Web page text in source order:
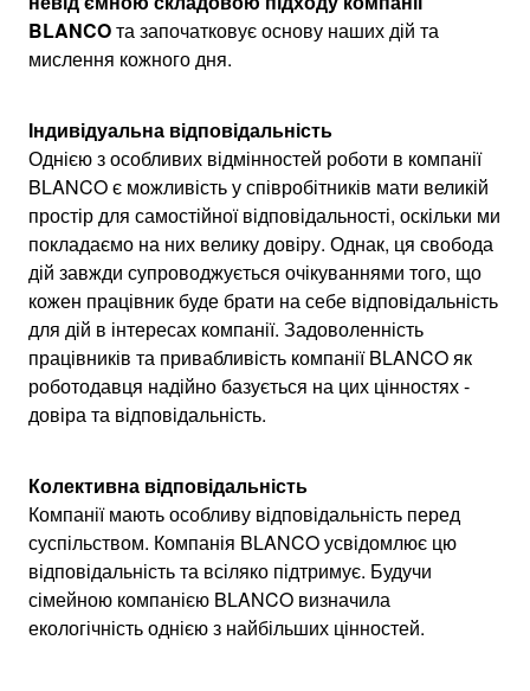
BLANCOта започатковує основу наших дій та
мислення кожного дня.
Індивідуальна відповідальність
Однією з особливих відмінностей роботи в компанії
BLANCO є можливість у співробітників мати великій
простір для самостійної відповідальності, оскільки ми
покладаємо на них велику довіру. Однак, ця свобода
дій завжди супроводжується очікуваннями того, що
кожен працівник буде брати на себе відповідальність
для дій в інтересах компанії. Задоволенність
працівників та привабливість компанії BLANCO як
роботодавця надійно базується на цих цінностях -
довіра та відповідальність.
Колективна відповідальність
Компанії мають особливу відповідальність перед
суспільством. Компанія BLANCO усвідомлює цю
відповідальність та всіляко підтримує. Будучи
сімейною компанією BLANCO визначила
екологічність однією з найбільших цінностей.